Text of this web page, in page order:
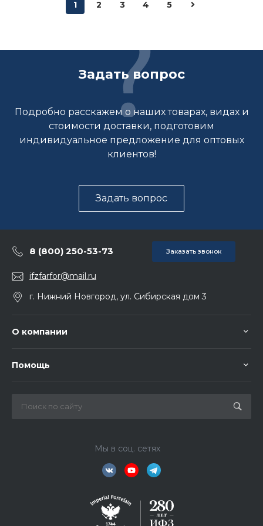
1 2 3 4 5
Задать вопрос
Подробно расскажем о наших товарах, видах и
стоимости доставки, подготовим
индивидуальное предложение для оптовых
клиентов!
Задать вопрос
8 (800) 250-53-73 Заказать звонок
ifzfarfor@mail.ru
г. Нижний Новгород, ул. Сибирская дом 3
О компании
Помощь
Мы в соц. сетях